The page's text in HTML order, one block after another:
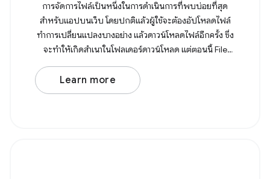
การจัดการไฟล์เป็นหนึ่งในการดำเนินการที่พบบ่อยที่สุด
สำหรับแอปบนเว็บ โดยปกติแล้วผู้ใช้จะต้องอัปโหลดไฟล์
ทำการเปลี่ยนแปลงบางอย่าง แล้วดาวน์โหลดไฟล์อีกครั้ง ซึ่ง
จะทำให้เกิดสำเนาในโฟลเดอร์ดาวน์โหลด แต่ตอนนี้ File
System Access API
Learn more